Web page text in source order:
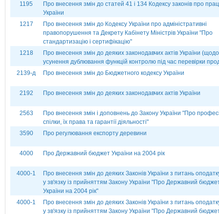
1195
Про внесення змін до статей 41 і 134 Кодексу законів про
України
1217
Про внесення змін до Кодексу України про адміністративні
правопорушення та Декрету Кабінету Міністрів України "Про
стандартизацію і сертифікацію"
1218
Про внесення змін до деяких законодавчих актів України (щодо
усунення дублювання функцій контролю під час перевірки
2139-д
Про внесення змін до Бюджетного кодексу України
2192 Про внесення змін до деяких законодавчих актів України
2563
Про внесення змін і доповнень до Закону України "Про
спілки, їх права та гарантії діяльності"
3590
Про регулювання експорту деревини
4000 Про Державний бюджет України на 2004 рік
4000-1
Про внесення змін до деяких Законів України з питань
у зв'язку із прийняттям Закону України "Про Державний
України на 2004 рік"
4000-1
Про внесення змін до деяких Законів України з питань
у зв'язку із прийняттям Закону України "Про Державний